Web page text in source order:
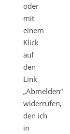
oder
mit
einem
Klick
auf
den
Link
„Abmelden“
widerrufen,
den ich
in